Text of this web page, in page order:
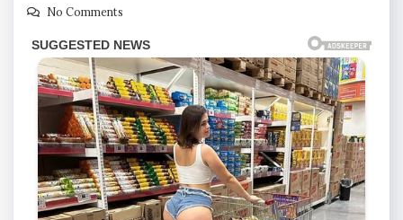
No Comments